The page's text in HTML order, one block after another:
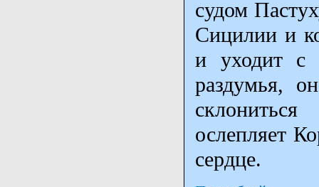
судом
Сицилии и
и уходит с
раздумья,
ослепляет
сердце.